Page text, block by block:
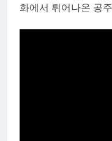
화에서 튀어나온 공